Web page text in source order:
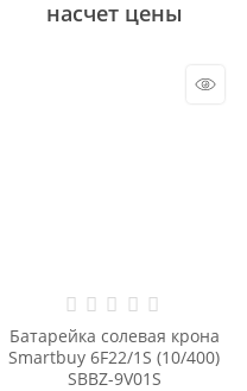
насчет цены
Батарейка солевая крона
Smartbuy 6F22/1S (10/400)
SBBZ-9V01S